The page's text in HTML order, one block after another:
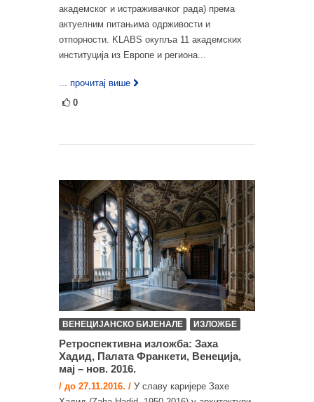
академског и истраживачког рада) према
актуелним питањима одрживости и
отпорности. KLABS окупља 11 академских
институција из Европе и региона...
... прочитај више
0
ВЕНЕЦИЈАНСКО БИЈЕНАЛЕ ИЗЛОЖБЕ
Ретроспективна изложба: Заха
Хадид, Палатa Франкети, Венеција,
мај – нов. 2016.
/ до 27.11.2016. / У славу каријере Захе